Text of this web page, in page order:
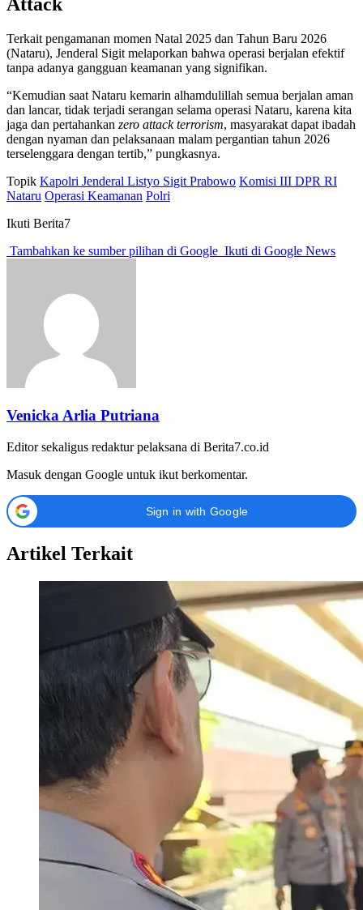
Terkait pengamanan momen Natal 2025 dan Tahun Baru 2026
(Nataru), Jenderal Sigit melaporkan bahwa operasi berjalan efektif
tanpa adanya gangguan keamanan yang signifikan.
“Kemudian saat Nataru kemarin alhamdulillah semua berjalan aman
dan lancar, tidak terjadi serangan selama operasi Nataru, karena kita
jaga dan pertahankan zero attack terrorism, masyarakat dapat ibadah
dengan nyaman dan pelaksanaan malam pergantian tahun 2026
terselenggara dengan tertib,” pungkasnya.
Topik Kapolri Jenderal Listyo Sigit Prabowo Komisi III DPR RI
Nataru Operasi Keamanan Polri
Ikuti Berita7
Tambahkan ke sumber pilihan di Google Ikuti di Google News
Venicka Arlia Putriana
Editor sekaligus redaktur pelaksana di Berita7.co.id
Masuk dengan Google untuk ikut berkomentar.
Sign in with Google
Artikel Terkait